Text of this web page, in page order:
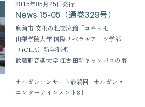
2015年05月25日発行
News 15-05（通巻329号）
鹿角市 文化の杜交流館「コモッセ」
山梨学院大学 国際リベラルアーツ学部
（iCLA）新学部棟
武蔵野音楽大学 江古田新キャンパスの着
工
オルガンコンサート最終回 ｢オルガン・
エンターテインメント8｣